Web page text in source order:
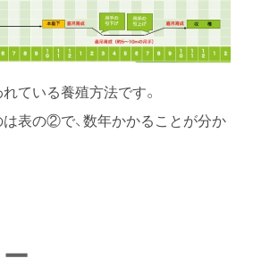
ている養殖方法です。
表の②で、数年かかることが分か